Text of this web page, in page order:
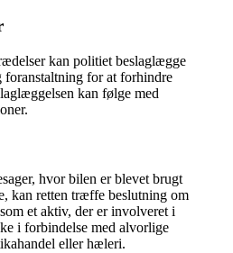
kan politiet beslaglægge
for at forhindre
kan følge med
hvor bilen er blevet brugt
kan retten træffe beslutning om
et aktiv, der er involveret i
i forbindelse med alvorlige
eller hæleri.